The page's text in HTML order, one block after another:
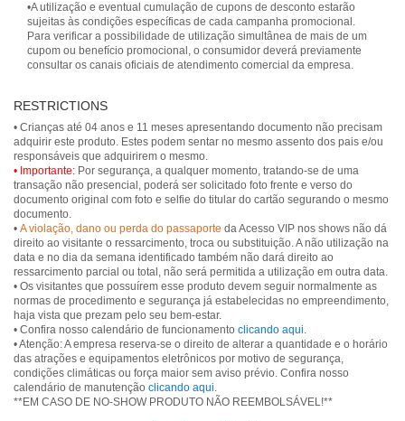
•A utilização e eventual cumulação de cupons de desconto estarão
sujeitas às condições específicas de cada campanha promocional.
Para verificar a possibilidade de utilização simultânea de mais de um
cupom ou benefício promocional, o consumidor deverá previamente
consultar os canais oficiais de atendimento comercial da empresa.
RESTRICTIONS
• Crianças até 04 anos e 11 meses apresentando documento não precisam
adquirir este produto. Estes podem sentar no mesmo assento dos pais e/ou
• Importante: Por segurança, a qualquer momento, tratando-se de uma
transação não presencial, poderá ser solicitado foto frente e verso do
documento original com foto e selfie do titular do cartão segurando o mesmo
documento.
• A violação, dano ou perda do passaporte da Acesso VIP nos shows não dá
direito ao visitante o ressarcimento, troca ou substituição. A não utilização na
data e no dia da semana identificado também não dará direito ao
ressarcimento parcial ou total, não será permitida a utilização em outra data.
• Os visitantes que possuírem esse produto devem seguir normalmente as
normas de procedimento e segurança já estabelecidas no empreendimento,
haja vista que prezam pelo seu bem-estar.
• Confira nosso calendário de funcionamento clicando aqui.
• Atenção: A empresa reserva-se o direito de alterar a quantidade e o horário
das atrações e equipamentos eletrônicos por motivo de segurança,
condições climáticas ou força maior sem aviso prévio. Confira nosso
calendário de manutenção clicando aqui.